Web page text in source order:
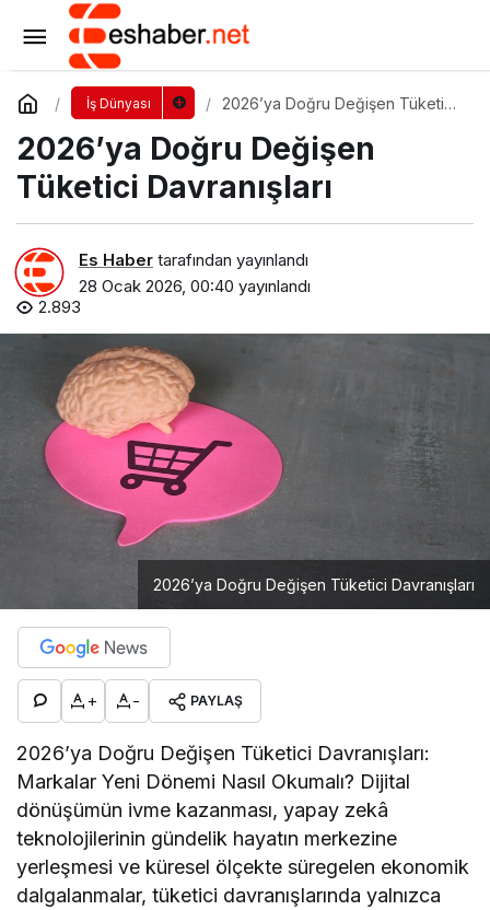
İş Dünyası
2026’ya Doğru Değişen Tüketici
2026’ya Doğru Değişen
Tüketici Davranışları
Es Haber tarafından yayınlandı
28 Ocak 2026, 00:40 yayınlandı
2.893
2026’ya Doğru Değişen Tüketici Davranışları
+ - PAYLAŞ
2026’ya Doğru Değişen Tüketici Davranışları:
Markalar Yeni Dönemi Nasıl Okumalı? Dijital
dönüşümün ivme kazanması, yapay zekâ
teknolojilerinin gündelik hayatın merkezine
yerleşmesi ve küresel ölçekte süregelen ekonomik
dalgalanmalar, tüketici davranışlarında yalnızca
JCI Culture’ın 2026 Dönem Başkanı Ufuk
Can Ay Oldu
Yorum Yap Paylaş